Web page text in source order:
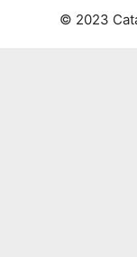
© 2023